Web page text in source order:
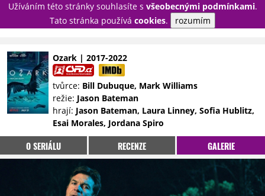
Užíváním této stránky souhlasíte s všeobecnými podmínkami.
Tato stránka používá cookies. rozumím
PŘIHLÁSIT
NOVINKY
TÉMATA
RECENZE
EPIZODY
KULT
TRAILERY
GALERIE
DISKUZE
STATISTIKY
TIRÁŽ
Ozark | 2017-2022
tvůrce: Bill Dubuque, Mark Williams
režie: Jason Bateman
hrají: Jason Bateman, Laura Linney, Sofia Hublitz,
Esai Morales, Jordana Spiro
O SERIÁLU RECENZE GALERIE